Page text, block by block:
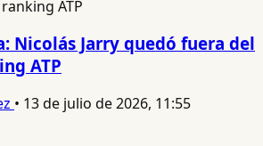
Nicolás Jarry quedó fuera del
ATP
• 13 de julio de 2026, 11:55